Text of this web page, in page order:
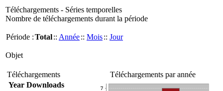
Téléchargements - Séries temporelles
Nombre de téléchargements durant la période
Période :Total:: Année:: Mois:: Jour
Objet
Téléchargements
Year Downloads
Téléchargements par année